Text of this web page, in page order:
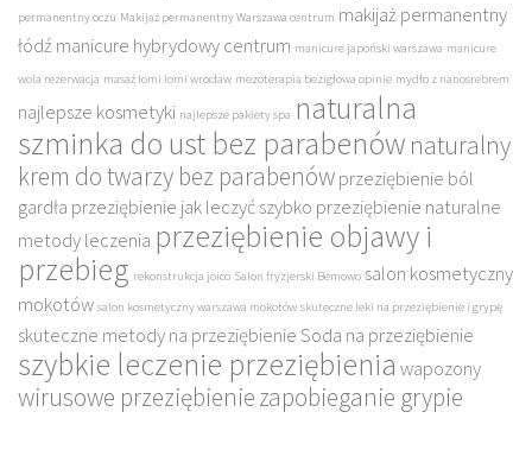
permanentny oczu Makijaż permanentny Warszawa centrum makijaż permanentny
łódź manicure hybrydowy centrum manicure japoński warszawa manicure
wola rezerwacja masaż lomi lomi wrocław mezoterapia bezigłowa opinie mydło z nanosrebrem
najlepsze kosmetyki najlepsze pakiety spa naturalna
szminka do ust bez parabenów naturalny
krem do twarzy bez parabenówprzeziębienie ból
gardła przeziębienie jak leczyć szybko przeziębienie naturalne
metody leczenia przeziębienie objawy i
przebieg rekonstrukcja joico Salon fryzjerski Bemowo salon kosmetyczny
mokotów salon kosmetyczny warszawa mokotów skuteczne leki na przeziębienie i grypę
skuteczne metody na przeziębienieSoda na przeziębienie
szybkie leczenie przeziębienia wapozony
wirusowe przeziębieniezapobieganie grypie